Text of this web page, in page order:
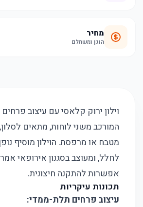
מחיר
הוגן ומשתלם
וילון ירוק קלאסי עם עיצוב
המורכב משני לוחות, מתאים
מטבח או מרפסת. הוילון מוסיף
לחלל, ומעוצב בסגנון אירופאי
אפשרות להתקנה חיצונית.
תכונות עיקריות
עיצוב פרחים תלת-ממדי: